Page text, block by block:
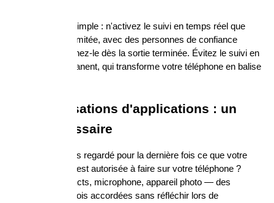
La règle la plus simple : n'activez le suivi en temps réel que
pour une durée limitée, avec des personnes de confiance
identifiées. Éteignez-le dès la sortie terminée. Évitez le suivi en
temps réel permanent, qui transforme votre téléphone en balise
Les autorisations d'applications : un
audit nécessaire
Quand avez-vous regardé pour la dernière fois ce que votre
application GPS est autorisée à faire sur votre téléphone ?
Accès aux contacts, microphone, appareil photo — des
permissions parfois accordées sans réfléchir lors de